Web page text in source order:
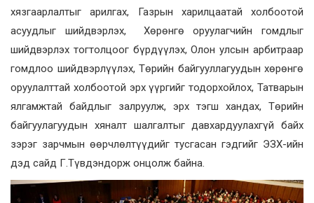
хязгаарлалтыг арилгах, Газрын харилцаатай холбоотой
асуудлыг шийдвэрлэх, Хөрөнгө оруулагчийн гомдлыг
шийдвэрлэх тогтолцоог бүрдүүлэх, Олон улсын арбитраар
гомдлоо шийдвэрлүүлэх, Төрийн байгууллагуудын хөрөнгө
оруулалттай холбоотой эрх үүргийг тодорхойлох, Татварын
ялгамжтай байдлыг залруулж, эрх тэгш хандах, Төрийн
байгуулагуудын хяналт шалгалтыг давхардуулахгүй байх
зэрэг зарчмын өөрчлөлтүүдийг тусгасан гэдгийг ЭЗХ-ийн
дэд сайд Г.Түвдэндорж онцолж байна.